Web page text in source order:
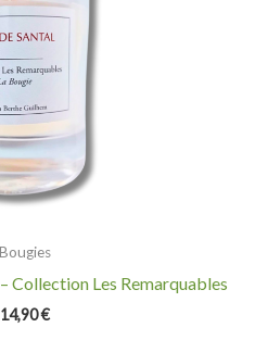
Bougies
Collection Les Remarquables
14,90€